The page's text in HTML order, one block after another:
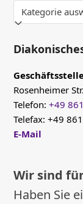
Kategorien
Rosenheimer
Telefon:+49
Telefax: +49
E-Mail
Wir sind
Haben Sie